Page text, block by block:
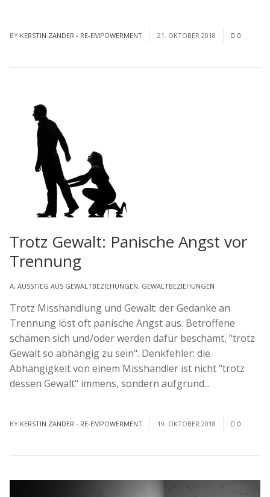
BY KERSTIN ZANDER - RE-EMPOWERMENT 21. OKTOBER 2018 0
A, AUSSTIEG AUS GEWALTBEZIEHUNGEN, GEWALTBEZIEHUNGEN
Trotz Gewalt: Panische Angst vor
Trennung
Trotz Misshandlung und Gewalt: der Gedanke an
Trennung löst oft panische Angst aus. Betroffene
schämen sich und/oder werden dafür beschämt, "trotz
Gewalt so abhängig zu sein". Denkfehler: die
Abhängigkeit von einem Misshandler ist nicht "trotz
dessen Gewalt" immens, sondern aufgrund...
BY KERSTIN ZANDER - RE-EMPOWERMENT 19. OKTOBER 2018 0